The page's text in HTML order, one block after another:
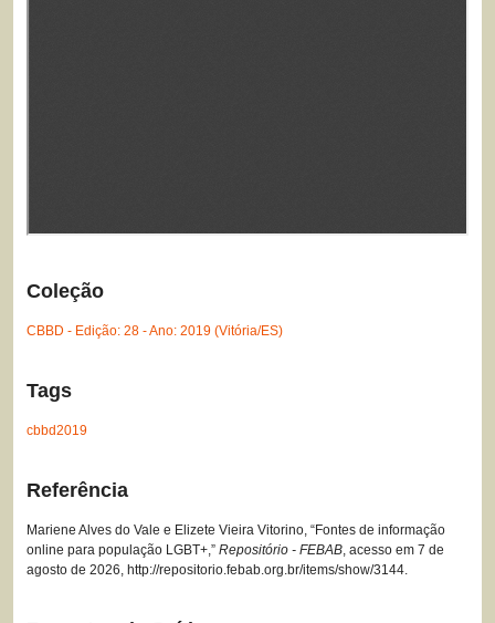
Coleção
CBBD - Edição: 28 - Ano: 2019 (Vitória/ES)
Tags
cbbd2019
Referência
Mariene Alves do Vale e Elizete Vieira Vitorino, “Fontes de informação
online para população LGBT+,” Repositório - FEBAB, acesso em 7 de
agosto de 2026, http://repositorio.febab.org.br/items/show/3144.